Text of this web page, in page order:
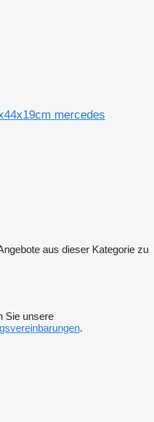
mercedes
aus dieser Kategorie zu
Sie unsere
.